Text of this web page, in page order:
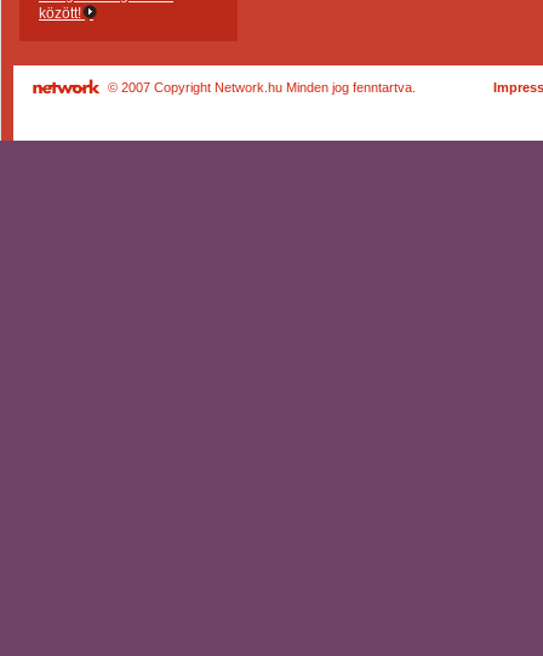
között!
© 2007 Copyright Network.hu Minden jog fenntartva.